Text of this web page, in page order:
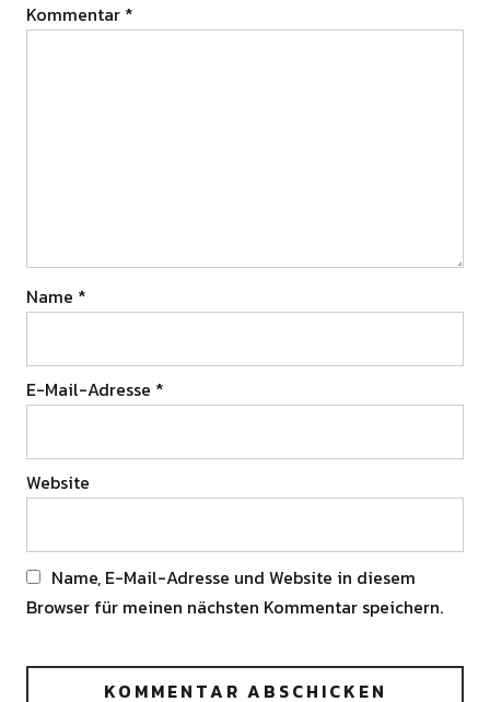
Kommentar *
Name *
E-Mail-Adresse *
Website
Name, E-Mail-Adresse und Website in diesem
Browser für meinen nächsten Kommentar speichern.